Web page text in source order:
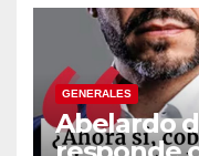
GENERALES
Abelardo